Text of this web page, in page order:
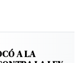
A LA